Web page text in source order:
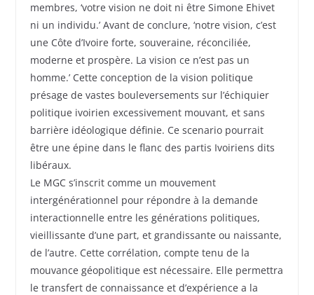
membres, ‘votre vision ne doit ni être Simone Ehivet
ni un individu.’ Avant de conclure, ‘notre vision, c’est
une Côte d’Ivoire forte, souveraine, réconciliée,
moderne et prospère. La vision ce n’est pas un
homme.’ Cette conception de la vision politique
présage de vastes bouleversements sur l’échiquier
politique ivoirien excessivement mouvant, et sans
barrière idéologique définie. Ce scenario pourrait
être une épine dans le flanc des partis Ivoiriens dits
libéraux.
Le MGC s’inscrit comme un mouvement
intergénérationnel pour répondre à la demande
interactionnelle entre les générations politiques,
vieillissante d’une part, et grandissante ou naissante,
de l’autre. Cette corrélation, compte tenu de la
mouvance géopolitique est nécessaire. Elle permettra
le transfert de connaissance et d’expérience a la